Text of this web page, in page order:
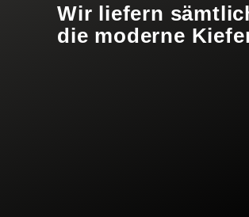
Wir liefern
die moderne